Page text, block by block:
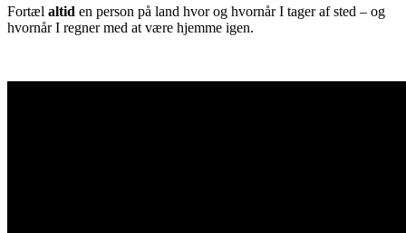
Fortæl altid en person på land hvor og hvornår I tager af sted – og
hvornår I regner med at være hjemme igen.